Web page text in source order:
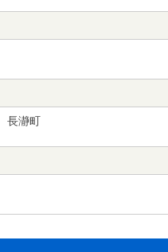
長瀞町